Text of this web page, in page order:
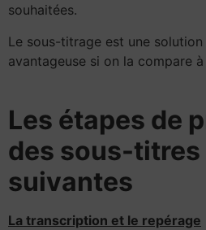
souhaitées.
Le sous-titrage est une
avantageuse si on la compare
Les étapes de
des sous-titres
suivantes
La transcription et le repérage